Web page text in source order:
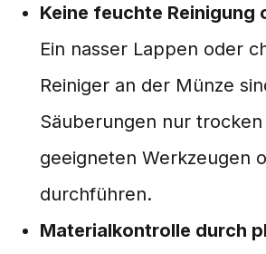
Keine feuchte Reinigung
Ein nasser Lappen oder
Reiniger an der Münze
Säuberungen nur
geeigneten Werkzeugen
durchführen.
Materialkontrolle durch